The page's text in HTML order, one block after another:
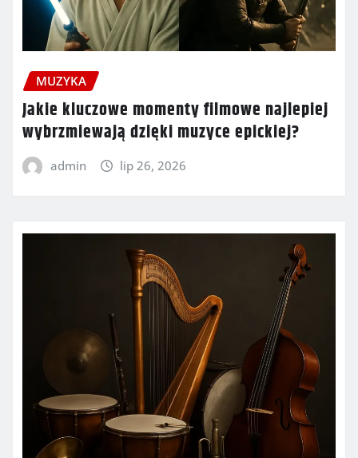
MUZYKA
Jakie kluczowe momenty filmowe najlepiej
wybrzmiewają dzięki muzyce epickiej?
admin lip 26, 2026